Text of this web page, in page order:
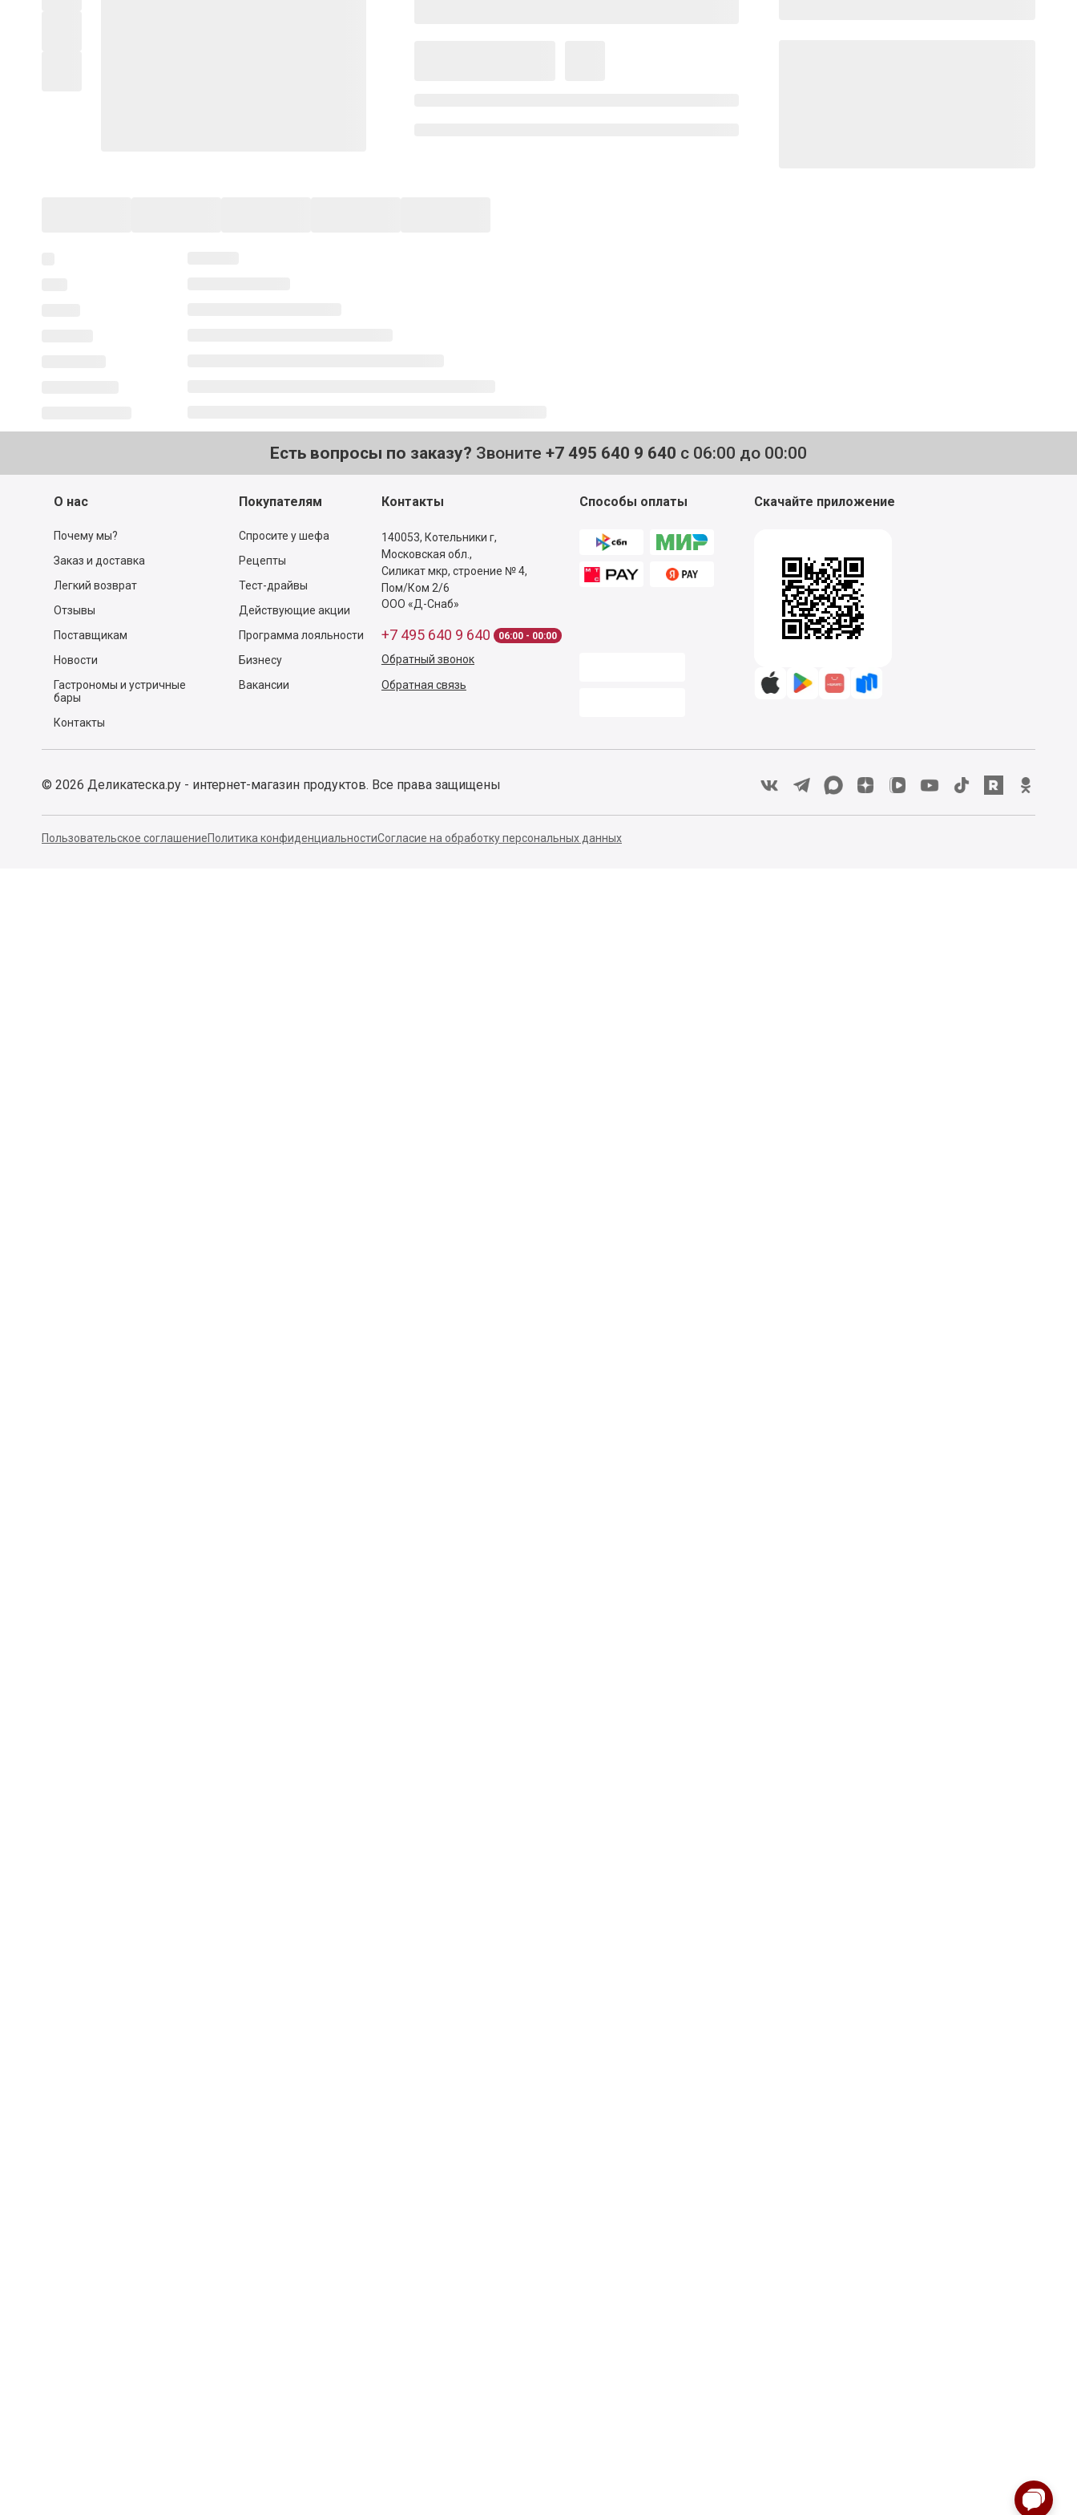
Есть вопросы по заказу? Звоните +7 495 640 9 640 с 06:00 до 00:00
О нас
Почему мы?
Заказ и доставка
Легкий возврат
Отзывы
Поставщикам
Новости
Гастрономы и устричные
бары
Контакты
Покупателям
Спросите у шефа
Рецепты
Тест-драйвы
Действующие акции
Программа лояльности
Бизнесу
Вакансии
Контакты
140053, Котельники г,
Московская обл.,
Силикат мкр, строение № 4,
Пом/Ком 2/6
ООО «Д-Снаб»
+7 495 640 9 640 06:00 - 00:00
Обратный звонок
Обратная связь
Способы оплаты Скачайте приложение
© 2026 Деликатеска.ру - интернет-магазин продуктов. Все права защищены
Пользовательское соглашениеПолитика конфиденциальностиСогласие на обработку персональных данных